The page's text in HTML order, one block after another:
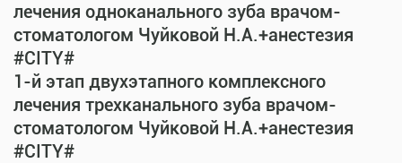
лечения одноканального зуба врачом-
стоматологом Чуйковой Н.А.+анестезия
#CITY#
1-й этап двухэтапного комплексного
лечения трехканального зуба врачом-
стоматологом Чуйковой Н.А.+анестезия
#CITY#